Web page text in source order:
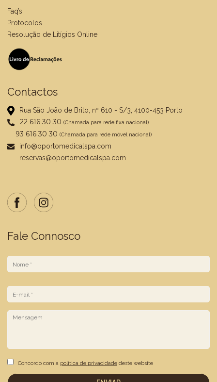
Faq’s
Protocolos
Resolução de Litígios Online
Contactos
Rua São João de Brito, nº 610 - S/3, 4100-453 Porto
22 616 30 30 (Chamada para rede fixa nacional)
93 616 30 30 (Chamada para rede móvel nacional)
info@oportomedicalspa.com
reservas@oportomedicalspa.com
Fale Connosco
N
m
E
m
a
i
Concordo com a política de privacidade deste website